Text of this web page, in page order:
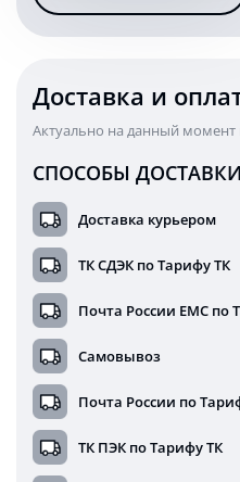
белый/
желтый
Вольт
Доставка и
Актуально на данный
СПОСОБЫ
Доставка курьером
ТК СДЭК по Тарифу ТК
Почта России ЕМС по
Самовывоз
Почта России по
ТК ПЭК по Тарифу ТК